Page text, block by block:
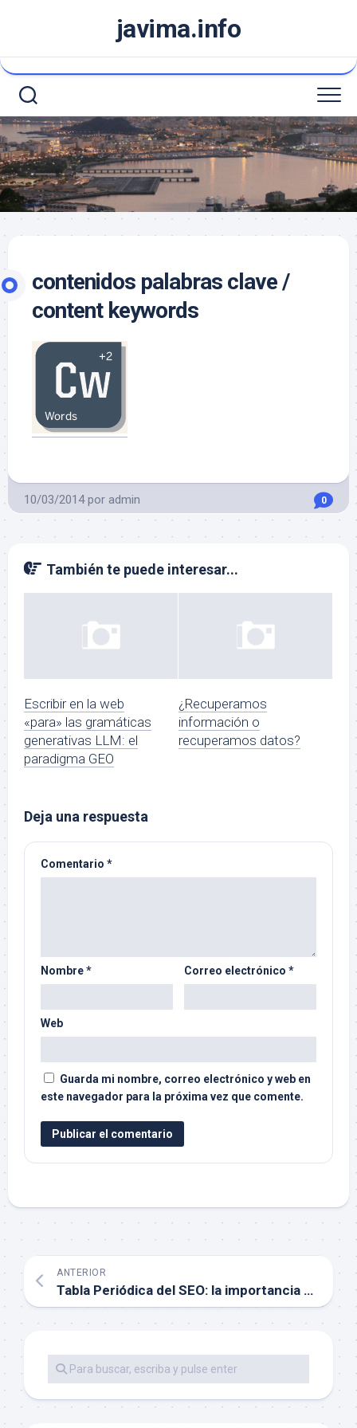
javima.info
contenidos palabras clave /
content keywords
10/03/2014 por admin 0
También te puede interesar...
Escribir en la web
«para» las gramáticas
generativas LLM: el
paradigma GEO
¿Recuperamos
información o
recuperamos datos?
Deja una respuesta
Comentario *
Nombre* Correo electrónico *
Web
Guarda mi nombre, correo electrónico y web en
este navegador para la próxima vez que comente.
ANTERIOR
Tabla Periódica del SEO: la importancia del contenido